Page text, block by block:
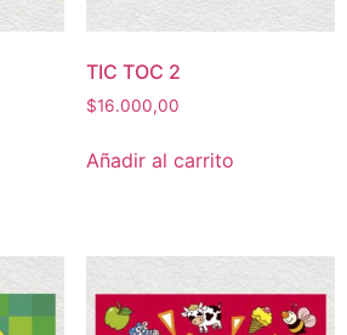
TIC TOC 2
$16.000,00
Añadir al carrito